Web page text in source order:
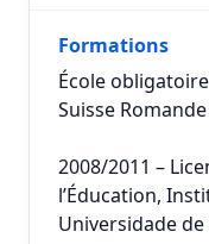
Formations
École
Suisse
2008/2011 –
l’Éducation,
Universidade de